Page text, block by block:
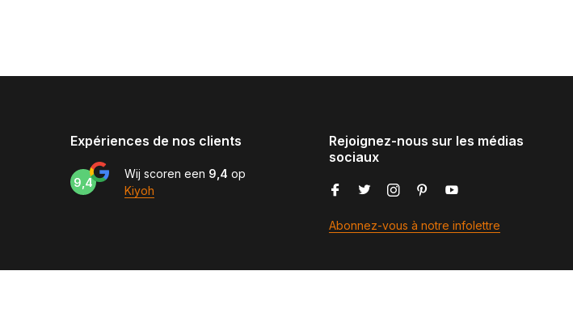
Expériences de nos clients
9,4
Wij scoren een 9,4 op
Kiyoh
Rejoignez-nous sur les médias
sociaux
Abonnez-vous à notre infolettre